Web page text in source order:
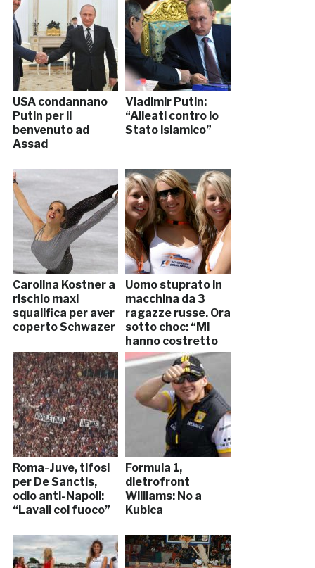
USA condannano
Putin per il
benvenuto ad
Assad
Vladimir Putin:
“Alleati contro lo
Stato islamico”
Carolina Kostner a
rischio maxi
squalifica per aver
coperto Schwazer
Uomo stuprato in
macchina da 3
ragazze russe. Ora
sotto choc: “Mi
hanno costretto
a…”
Roma-Juve, tifosi
per De Sanctis,
odio anti-Napoli:
“Lavali col fuoco”
Formula 1,
dietrofront
Williams: No a
Kubica